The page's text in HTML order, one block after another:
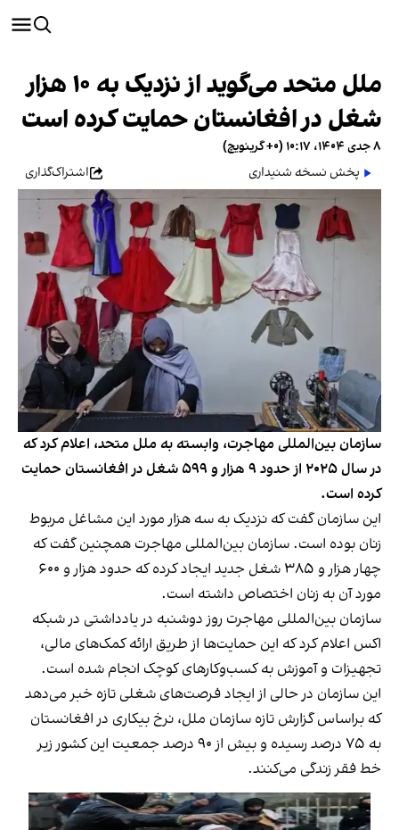
ملل متحد می‌گوید از نزدیک به ۱۰ هزار
شغل در افغانستان حمایت کرده است
۸ جدی ۱۴۰۴، ۱۰:۱۷ (‎+۰ گرینویچ)
پخش نسخه شنیداری
اشتراک‌گذاری
سازمان بین‌المللی مهاجرت، وابسته به ملل متحد، اعلام کرد که
در سال ۲۰۲۵ از حدود ۹ هزار و ۵۹۹ شغل در افغانستان حمایت
کرده است.
این سازمان گفت که نزدیک به سه هزار مورد این مشاغل مربوط
زنان بوده است. سازمان بین‌المللی مهاجرت همچنین گفت که
چهار هزار و ۳۸۵ شغل جدید ایجاد کرده که حدود هزار و ۶۰۰
مورد آن به زنان اختصاص داشته است.
سازمان بین‌المللی مهاجرت روز دوشنبه در یادداشتی در شبکه
اکس اعلام کرد که این حمایت‌ها از طریق ارائه کمک‌های مالی،
تجهیزات و آموزش به کسب‌وکارهای کوچک انجام شده است.
این سازمان در حالی از ایجاد فرصت‌های شغلی تازه خبر می‌دهد
که براساس گزارش تازه سازمان ملل، نرخ بیکاری در افغانستان
به ۷۵ درصد رسیده و بیش از ۹۰ درصد جمعیت این کشور زیر
خط فقر زندگی می‌کنند.